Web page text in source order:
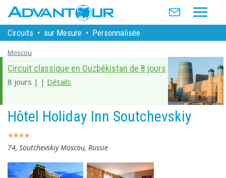
Circuits • sur Mesure • Personnalisée
Moscou
Circuit classique en Ouzbékistan de 8 jours
8 jours | | Détails
Hôtel Holiday Inn Soutchevskiy
74, Soutchevskiy Moscou, Russie